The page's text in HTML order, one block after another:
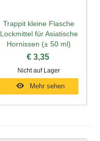
Trappit kleine Flasche
Lockmittel für Asiatische
Hornissen (± 50 ml)
€ 3,35
Nicht auf Lager
Mehr sehen